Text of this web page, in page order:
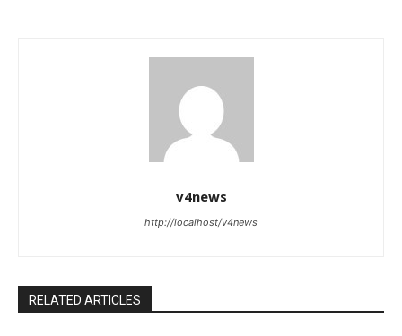
v4news
http://localhost/v4news
RELATED ARTICLES